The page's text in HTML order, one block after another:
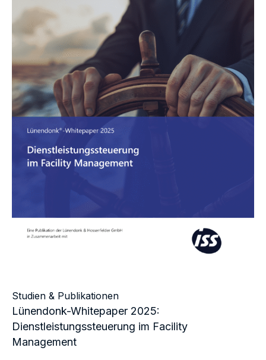
Studien & Publikationen
Lünendonk-Whitepaper 2025:
Dienstleistungssteuerung im Facility
Management